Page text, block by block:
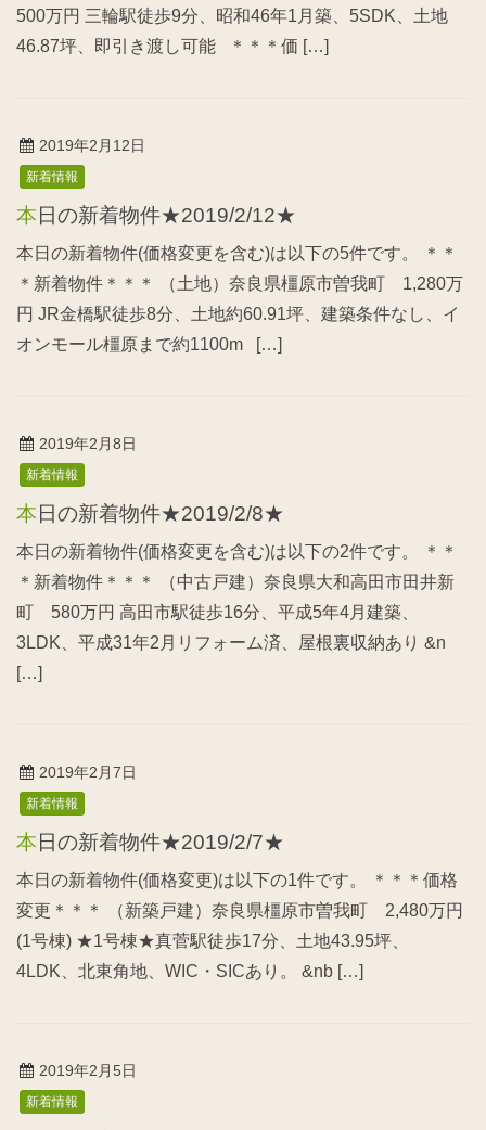
500万円 三輪駅徒歩9分、昭和46年1月築、5SDK、土地
46.87坪、即引き渡し可能 ＊＊＊価 […]
2019年2月12日
新着情報
本日の新着物件★2019/2/12★
本日の新着物件(価格変更を含む)は以下の5件です。 ＊＊
＊新着物件＊＊＊ （土地）奈良県橿原市曽我町 1,280万
円 JR金橋駅徒歩8分、土地約60.91坪、建築条件なし、イ
オンモール橿原まで約1100m […]
2019年2月8日
新着情報
本日の新着物件★2019/2/8★
本日の新着物件(価格変更を含む)は以下の2件です。 ＊＊
＊新着物件＊＊＊ （中古戸建）奈良県大和高田市田井新
町 580万円 高田市駅徒歩16分、平成5年4月建築、
3LDK、平成31年2月リフォーム済、屋根裏収納あり &n
[…]
2019年2月7日
新着情報
本日の新着物件★2019/2/7★
本日の新着物件(価格変更)は以下の1件です。 ＊＊＊価格
変更＊＊＊ （新築戸建）奈良県橿原市曽我町 2,480万円
(1号棟) ★1号棟★真菅駅徒歩17分、土地43.95坪、
4LDK、北東角地、WIC・SICあり。 &nb […]
2019年2月5日
新着情報